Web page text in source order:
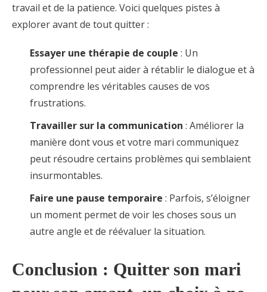
travail et de la patience. Voici quelques pistes à
explorer avant de tout quitter :
Essayer une thérapie de couple : Un
professionnel peut aider à rétablir le dialogue et à
comprendre les véritables causes de vos
frustrations.
Travailler sur la communication : Améliorer la
manière dont vous et votre mari communiquez
peut résoudre certains problèmes qui semblaient
insurmontables.
Faire une pause temporaire : Parfois, s’éloigner
un moment permet de voir les choses sous un
autre angle et de réévaluer la situation.
Conclusion : Quitter son mari